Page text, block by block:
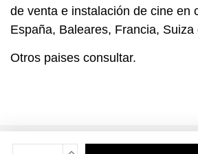
de venta e instalación de cine en
España, Baleares, Francia, Suiza
Otros paises consultar.